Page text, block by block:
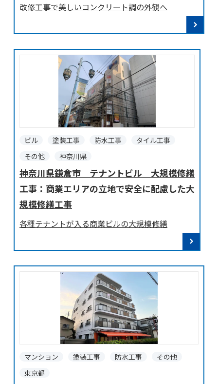
改修工事で美しいコンクリート調の外観へ
ビル 塗装工事 防水工事
タイル工事
その他
神奈川県
神奈川県鎌倉市 テナントビル 大規模修繕
工事：商業エリアの立地で安全に配慮した大
規模修繕工事
各種テナントが入る商業ビルの大規模修繕
マンション 塗装工事 防水工事
その他
東京都